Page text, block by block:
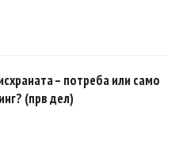
– потреба или само
(прв дел)